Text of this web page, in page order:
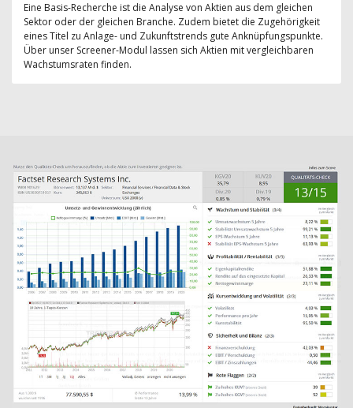
Eine Basis-Recherche ist die Analyse von Aktien aus dem gleichen
Sektor oder der gleichen Branche. Zudem bietet die Zugehörigkeit
eines Titel zu Anlage- und Zukunftstrends gute Anknüpfungspunkte.
Über unser Screener-Modul lassen sich Aktien mit vergleichbaren
Wachstumsraten finden.